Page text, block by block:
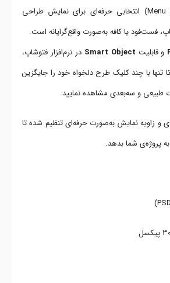
موکاپ منو (Menu Mockup) انتخابی حرفه‌ای برای نمایش طراحی
فست‌فود یا کافه به‌صورت واقع‌گرایانه است.
و قابلیت Smart Object در نرم‌افزار فتوشاپ،
تنها با چند کلیک طرح دلخواه خود را جایگزین
طبیعی و سه‌بعدی مشاهده نمایید.
و زاویه نمایش به‌صورت حرفه‌ای تنظیم شده تا
پروژه‌ی شما بدهد.